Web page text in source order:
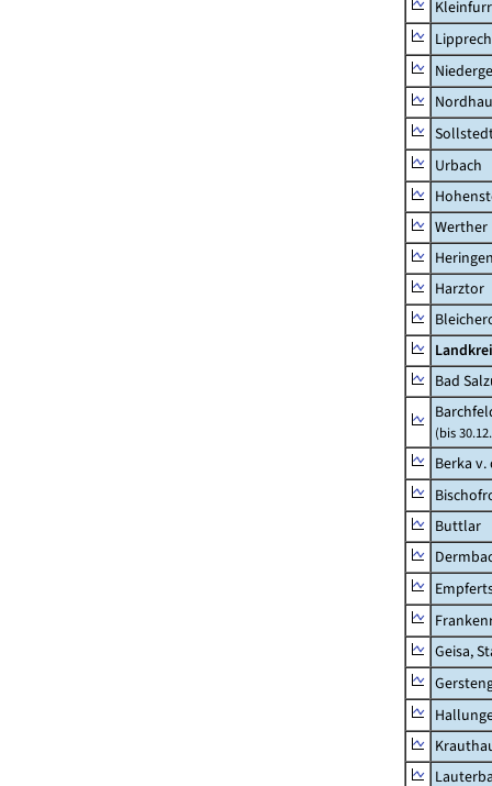
Urbach
Werther
Harztor
Bad
(bis
Berka v.
Buttlar
Geisa,